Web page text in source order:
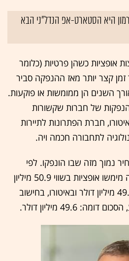
היא הסטארט-אפ הנדל"ני הבא
אופציות כשהן פרטיות (כלומר
קצר יותר מאז ההנפקה סביר
השנים הן ממומשות או פוקעות.
שלוש הנפקות של חברות שקשורות
חברת הפתרונות לתיירות
לתחבורה חכמה ויה.
נמוך מזה שבו הונפקו. לפי
נתוני ויה, ב-2025 עובדיה מימשו אופציות בשווי 50.9 מיליון
דולר, בנאבן הנתון הוא 49.7 מיליון דולר ובאיטורו, בחישוב
49.6 מיליון דולר.